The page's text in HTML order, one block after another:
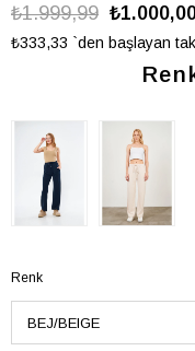
₺1.999,99
₺333,33 `den başlayan
Renk